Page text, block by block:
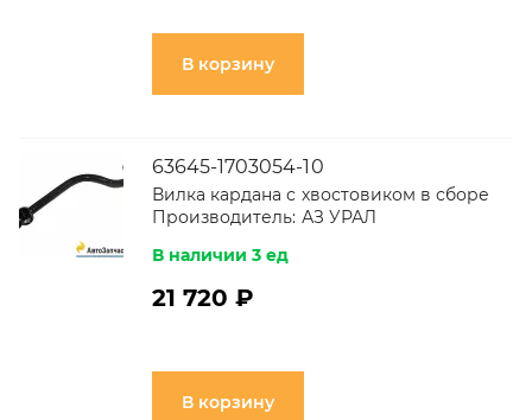
В корзину
63645-1703054-10
Вилка кардана с хвостовиком в сборе
Производитель: АЗ УРАЛ
В наличии 3 ед
21 720 ₽
В корзину